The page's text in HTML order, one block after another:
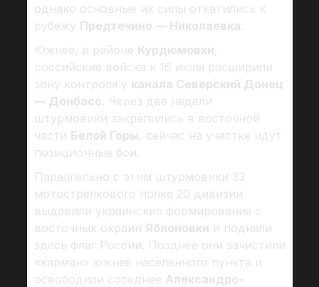
однако основные их силы откатились к
рубежу Предтечино — Николаевка.
Южнее, в районе Курдюмовки,
российские войска к 16 июля расширили
зону контроля у канала Северский Донец
— Донбасс. Через две недели
штурмовики закрепились в восточной
части Белой Горы, сейчас на участке идут
позиционные бои.
Параллельно с этим штурмовики 33
мотострелкового полка 20 дивизии
выдавили украинские формирования с
восточных окраин Яблоновки и подняли
здесь флаг России. Позднее они зачистили
«карман» южнее населенного пункта и
освободили соседнее Александро-